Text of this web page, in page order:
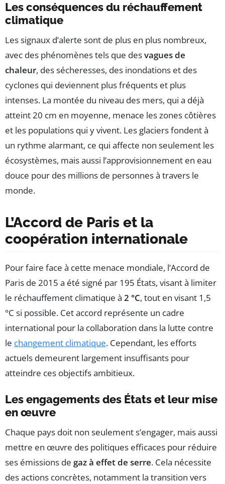
Les conséquences du réchauffement
climatique
Les signaux d’alerte sont de plus en plus nombreux,
avec des phénomènes tels que desvagues de
chaleur, des sécheresses, des inondations et des
cyclones qui deviennent plus fréquents et plus
intenses. La montée du niveau des mers, qui a déjà
atteint 20 cm en moyenne, menace les zones côtières
et les populations qui y vivent. Les glaciers fondent à
un rythme alarmant, ce qui affecte non seulement les
écosystèmes, mais aussi l’approvisionnement en eau
douce pour des millions de personnes à travers le
monde.
L’Accord de Paris et la
coopération internationale
Pour faire face à cette menace mondiale, l’Accord de
Paris de 2015 a été signé par 195 États, visant à limiter
le réchauffement climatique à 2 °C, tout en visant 1,5
°C si possible. Cet accord représente un cadre
international pour la collaboration dans la lutte contre
le changement climatique. Cependant, les efforts
actuels demeurent largement insuffisants pour
atteindre ces objectifs ambitieux.
Les engagements des États et leur mise
en œuvre
Chaque pays doit non seulement s’engager, mais aussi
mettre en œuvre des politiques efficaces pour réduire
ses émissions de gaz à effet de serre. Cela nécessite
des actions concrètes, notamment la transition vers